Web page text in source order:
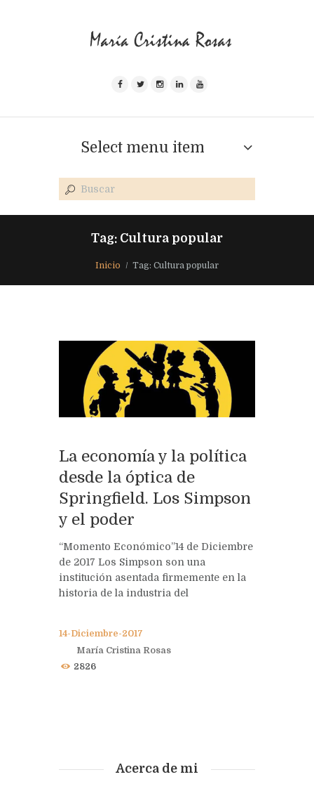
Select menu item
Tag: Cultura popular
Inicio Tag: Cultura popular
La economía y la política
desde la óptica de
Springfield. Los Simpson
y el poder
“Momento Económico”14 de Diciembre
de 2017 Los Simpson son una
institución asentada firmemente en la
historia de la industria del
14-Diciembre-2017
María Cristina Rosas
2826
Acerca de mi